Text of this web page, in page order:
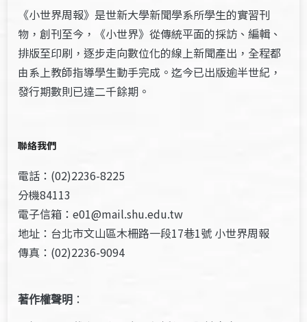
《小世界周報》是世新大學新聞學系所學生的實習刊
物，創刊至今，《小世界》從傳統平面的採訪、編輯、
排版至印刷，逐步走向數位化的線上新聞產出，全程都
由系上教師指導學生動手完成。迄今已出版逾半世紀，
發行期數則已達二千餘期。
聯絡我們
電話：(02)2236-8225
分機84113
電子信箱：e01@mail.shu.edu.tw
地址：台北市文山區木柵路一段17巷1號 小世界周報
傳真：(02)2236-9094
著作權聲明 ：